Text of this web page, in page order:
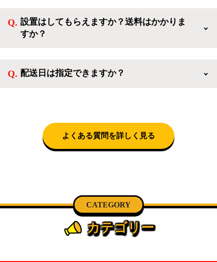
活を応援するような家電セットから、季節・空調家
電、調理家電、生活家電まで、幅広く中古家電を取り
設置はしてもらえますか？送料はかかりま
すか？
神奈川・千葉)において自社配送を選択いただくこと
配送日は指定できますか？
話にて日時決定に関するご連絡をさせて頂きます。
よくある質問を詳しく見る
CATEGORY
カテゴリー